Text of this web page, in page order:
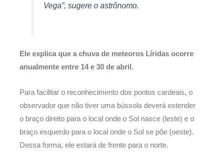
Vega”, sugere o astrônomo.
Ele explica que a chuva de meteoros Líridas ocorre
anualmente entre 14 e 30 de abril.
Para facilitar o reconhecimento dos pontos cardeais, o
observador que não tiver uma bússola deverá estender
o braço direito para o local onde o Sol nasce (leste) e o
braço esquerdo para o local onde o Sol se põe (oeste).
Dessa forma, ele estará de frente para o norte.